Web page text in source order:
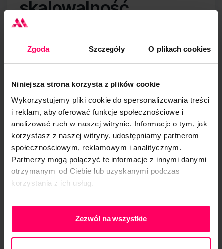
Zgoda Szczegóły O plikach cookies
Niniejsza strona korzysta z plików cookie
Wykorzystujemy pliki cookie do spersonalizowania treści
i reklam, aby oferować funkcje społecznościowe i
analizować ruch w naszej witrynie. Informacje o tym, jak
korzystasz z naszej witryny, udostępniamy partnerom
społecznościowym, reklamowym i analitycznym.
Partnerzy mogą połączyć te informacje z innymi danymi
otrzymanymi od Ciebie lub uzyskanymi podczas
korzystania z ich usług.
Polityka Prywatności
Zezwól na wszystkie
skalowalność
Nie musisz zatrudniać nowych pracowników, gdy
chcesz rozszerzyć działania marketingowe.
Agencja może dostosować zakres prac do
Wystarczy, że porozmawiasz ze specjalistą o
zwiększeniu pakietu lub zakresu działań w ramach
konsultacji.
4. Szybsze wyniki i
profesjonalizm
Dzięki doświadczeniu i znajomości algorytmów
Google, agencja może dostarczyć szybkie i
mierzalne efekty – lepsze pozycje w